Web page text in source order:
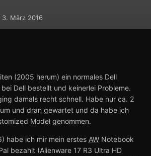
3. März 2016
(2005 herum) ein normales Dell
Dell bestellt und keinerlei Probleme.
damals recht schnell. Habe nur ca. 2
und dran gewartet und da habe ich
Model genommen.
habe ich mir mein erstes AW Notebook
bezahlt (Alienware 17 R3 Ultra HD